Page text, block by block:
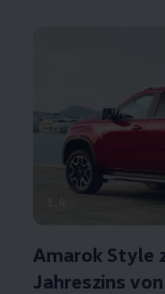
1 4
Amarok Style
Jahreszins